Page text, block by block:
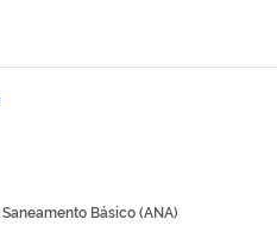
Básico (ANA)